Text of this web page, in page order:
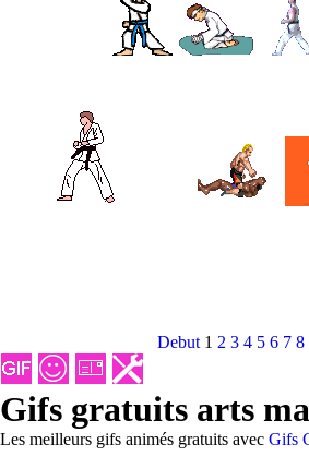
Debut 1 2 3 4 5 6 7 8
Gifs gratuits arts
Les meilleurs gifs animés gratuits avec Gifs